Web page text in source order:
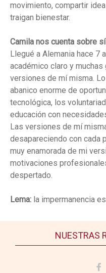
movimiento, compartir
traigan bienestar.
Camila nos cuenta sobre
Llegué a Alemania hace 7
académico claro y
versiones de mí misma.
abanico enorme de
tecnológica, los
educación con
Las versiones de mí
desapareciendo con cada
muy enamorada de mi
motivaciones
despertado.
Lema: la impermanencia
NUESTRAS